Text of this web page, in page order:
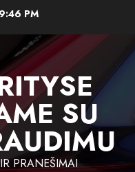
PM
SU
PRANEŠIMAI